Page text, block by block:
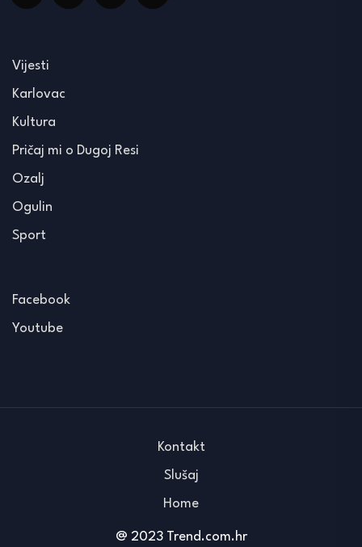
Vijesti
Karlovac
Kultura
Pričaj mi o Dugoj Resi
Ozalj
Ogulin
Sport
Facebook
Youtube
@ 2023 Trend.com.hr
Kontakt
Slušaj
Home